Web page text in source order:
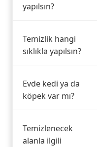
yapılsın?
Temizlik hangi
sıklıkla yapılsın?
Evde kedi ya da
köpek var mı?
Temizlenecek
alanla ilgili